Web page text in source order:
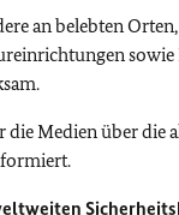
an belebten
sowie
die Medien über die